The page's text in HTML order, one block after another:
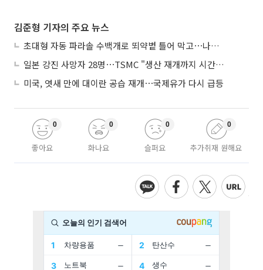
김준형 기자의 주요 뉴스
초대형 자동 파라솔 수백개로 뙤약볕 틀어 막고⋯나라별 폭염 생존법
일본 강진 사망자 28명⋯TSMC "생산 재개까지 시간 필요해"
미국, 엿새 만에 대이란 공습 재개⋯국제유가 다시 급등
좋아요
0
화나요
0
슬퍼요
0
추가취재 원해요
0